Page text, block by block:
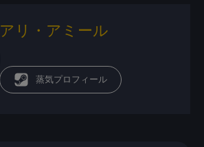
アリ・アミール
蒸気プロフィール